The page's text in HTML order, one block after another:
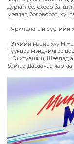
дуртай болохоор
мэдлэг, боловсрол,
- Ярилцлагын сүүлийн
- Эгчийн маань хүү
Түүндээ мэндчилгээ
Н.Энхтүвшин, Шведэд
байгаа Даваанаа